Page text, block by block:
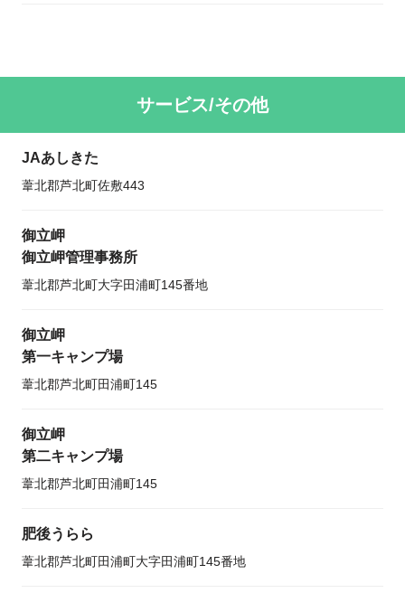
サービス/その他
JAあしきた
葦北郡芦北町佐敷443
御立岬
御立岬管理事務所
葦北郡芦北町大字田浦町145番地
御立岬
第一キャンプ場
葦北郡芦北町田浦町145
御立岬
第二キャンプ場
葦北郡芦北町田浦町145
肥後うらら
葦北郡芦北町田浦町大字田浦町145番地